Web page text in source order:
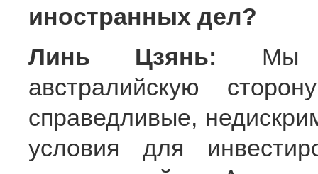
иностранных дел?
Линь Цзянь: Мы
австралийскую
справедливые,
условия для